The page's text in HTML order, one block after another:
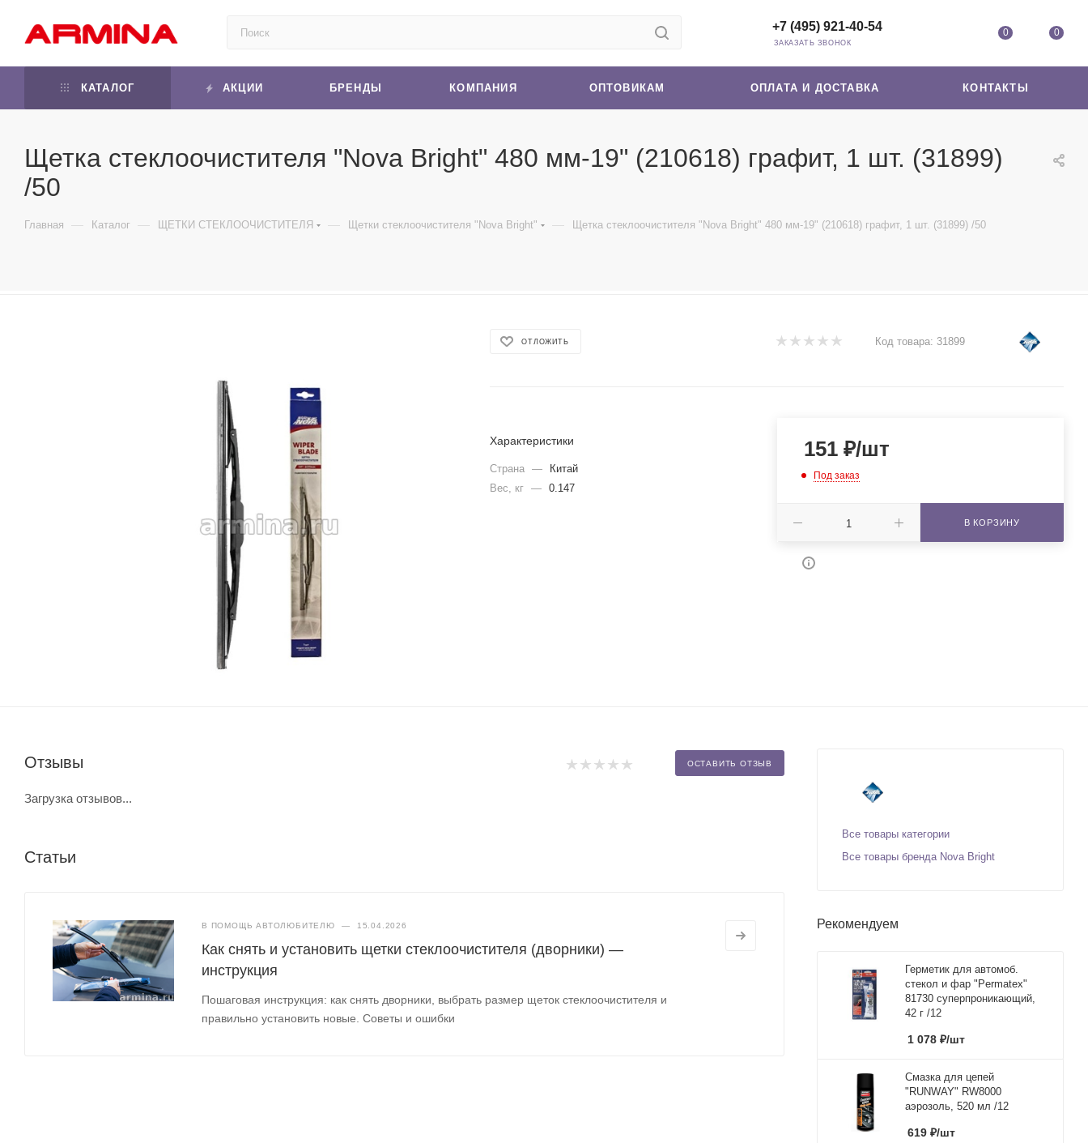
0 0
+7 (495) 921-40-54
ЗАКАЗАТЬ ЗВОНОК
КАТАЛОГ АКЦИИ БРЕНДЫ КОМПАНИЯ ОПТОВИКАМ ОПЛАТА И ДОСТАВКА КОНТАКТЫ
Щетка стеклоочистителя "Nova Bright" 480 мм-19" (210618) графит, 1 шт. (31899)
/50
Главная — Каталог — ЩЕТКИ СТЕКЛООЧИСТИТЕЛЯ — Щетки стеклоочистителя "Nova Bright" — Щетка стеклоочистителя "Nova Bright" 480 мм-19" (210618) графит, 1 шт. (31899) /50
ОТЛОЖИТЬ Код товара: 31899
Характеристики
Страна —
Китай
Вес, кг
— 0.147
151₽/шт
Под заказ
В КОРЗИНУ
Отзывы ОСТАВИТЬ ОТЗЫВ
Загрузка отзывов...
Статьи
В ПОМОЩЬ АВТОЛЮБИТЕЛЮ — 15.04.2026
Как снять и установить щетки стеклоочистителя (дворники) —
инструкция
Пошаговая инструкция: как снять дворники, выбрать размер щеток стеклоочистителя и
правильно установить новые. Советы и ошибки
Все товары категории
Все товары бренда Nova Bright
Рекомендуем
Герметик для автомоб.
стекол и фар "Permatex"
81730 суперпроникающий,
42 г /12
1 078 ₽/шт
Смазка для цепей
"RUNWAY" RW8000
аэрозоль, 520 мл /12
619 ₽/шт